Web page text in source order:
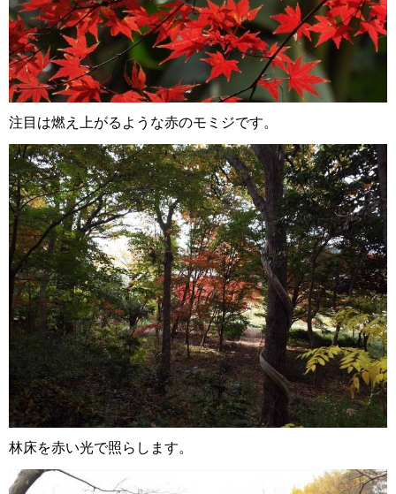
注目は燃え上がるような赤のモミジです。
林床を赤い光で照らします。